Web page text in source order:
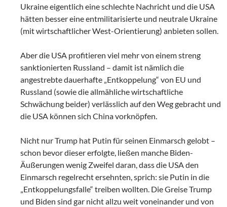
Ukraine eigentlich eine schlechte Nachricht und die USA
hätten besser eine entmilitarisierte und neutrale Ukraine
(mit wirtschaftlicher West-Orientierung) anbieten sollen.
Aber die USA profitieren viel mehr von einem streng
sanktionierten Russland – damit ist nämlich die
angestrebte dauerhafte „Entkoppelung“ von EU und
Russland (sowie die allmähliche wirtschaftliche
Schwächung beider) verlässlich auf den Weg gebracht und
die USA können sich China vorknöpfen.
Nicht nur Trump hat Putin für seinen Einmarsch gelobt –
schon bevor dieser erfolgte, ließen manche Biden-
Äußerungen wenig Zweifel daran, dass die USA den
Einmarsch regelrecht ersehnten, sprich: sie Putin in die
„Entkoppelungsfalle“ treiben wollten. Die Greise Trump
und Biden sind gar nicht allzu weit voneinander und von